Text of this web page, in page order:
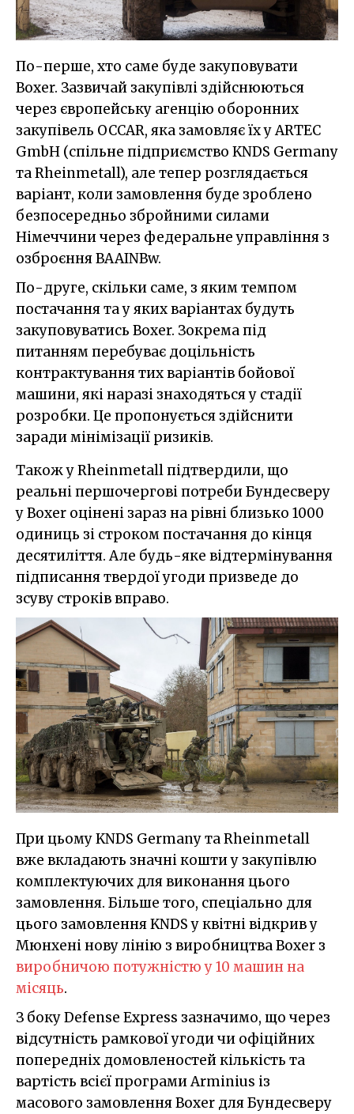
По-перше, хто саме буде закуповувати
Boxer. Зазвичай закупівлі здійснюються
через європейську агенцію оборонних
закупівель OCCAR, яка замовляє їх у ARTEC
GmbH (спільне підприємство KNDS Germany
та Rheinmetall), але тепер розглядається
варіант, коли замовлення буде зроблено
безпосередньо збройними силами
Німеччини через федеральне управління з
озброєння BAAINBw.
По-друге, скільки саме, з яким темпом
постачання та у яких варіантах будуть
закуповуватись Boxer. Зокрема під
питанням перебуває доцільність
контрактування тих варіантів бойової
машини, які наразі знаходяться у стадії
розробки. Це пропонується здійснити
заради мінімізації ризиків.
Також у Rheinmetall підтвердили, що
реальні першочергові потреби Бундесверу
у Boxer оцінені зараз на рівні близько 1000
одиниць зі строком постачання до кінця
десятиліття. Але будь-яке відтермінування
підписання твердої угоди призведе до
зсуву строків вправо.
При цьому KNDS Germany та Rheinmetall
вже вкладають значні кошти у закупівлю
комплектуючих для виконання цього
замовлення. Більше того, спеціально для
цього замовлення KNDS у квітні відкрив у
Мюнхені нову лінію з виробництва Boxer з
виробничою потужністю у 10 машин на
місяць.
З боку Defense Express зазначимо, що через
відсутність рамкової угоди чи офіційних
попередніх домовленостей кількість та
вартість всієї програми Arminius із
масового замовлення Boxer для Бундесверу